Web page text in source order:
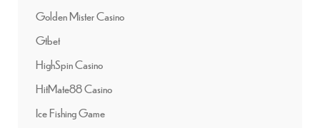
Golden Mister Casino
Gtbet
HighSpin Casino
HitMate88 Casino
Ice Fishing Game